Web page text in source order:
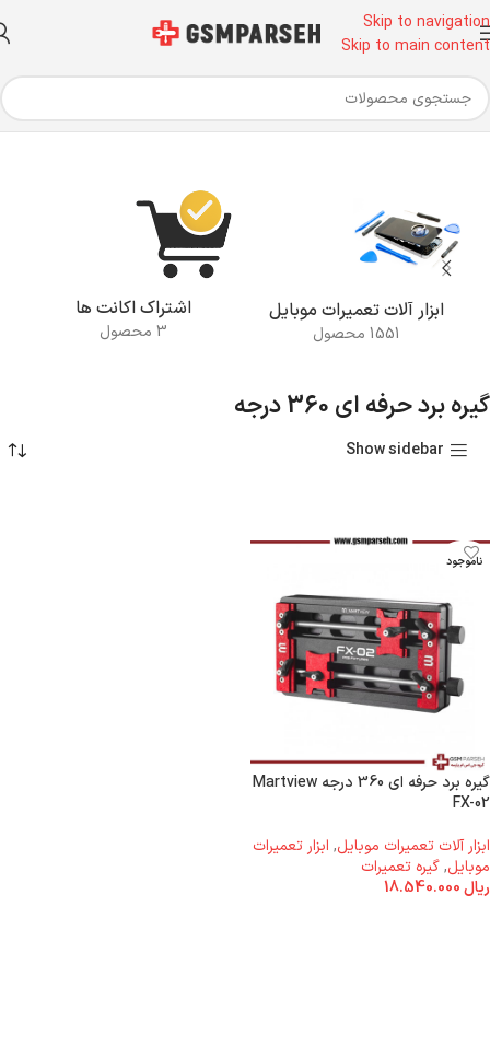
Skip to navigation
Skip to main content
خانه محصولات برچسب خورده “گیره برد حرفه ای 360 درجه”
ابزار آلات تعمیرات موبایل
1551 محصول
اشتراک اکانت ها
3 محصول
گیره برد حرفه ای 360 درجه
Show sidebar
ناموجود
گیره برد حرفه ای 360 درجه Martview
FX-02
ابزار آلات تعمیرات موبایل, ابزار تعمیرات
موبایل,گیره تعمیرات
ریال